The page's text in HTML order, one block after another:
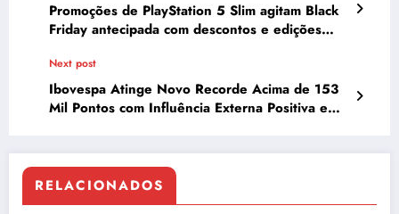
Promoções de PlayStation 5 Slim agitam Black
Friday antecipada com descontos e edições
Next post
Ibovespa Atinge Novo Recorde Acima de 153
Mil Pontos com Influência Externa Positiva e
RELACIONADOS